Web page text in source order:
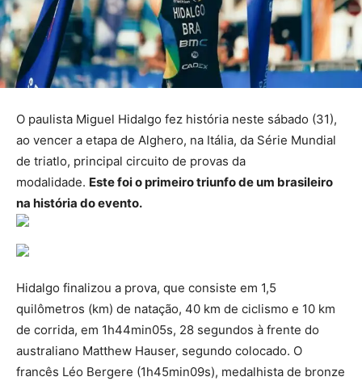
O paulista Miguel Hidalgo fez história neste sábado (31),
ao vencer a etapa de Alghero, na Itália, da Série Mundial
de triatlo, principal circuito de provas da
modalidade. Este foi o primeiro triunfo de um brasileiro
na história do evento.
Hidalgo finalizou a prova, que consiste em 1,5
quilômetros (km) de natação, 40 km de ciclismo e 10 km
de corrida, em 1h44min05s, 28 segundos à frente do
australiano Matthew Hauser, segundo colocado. O
francês Léo Bergere (1h45min09s), medalhista de bronze